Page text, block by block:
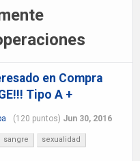
en Compra
Tipo A +
(120 puntos) Jun 30, 2016
sangre
sexualidad